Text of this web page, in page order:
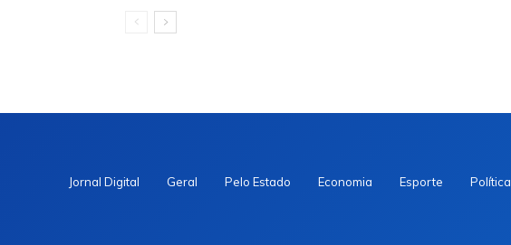
Jornal Digital Geral Pelo Estado Economia Esporte Política